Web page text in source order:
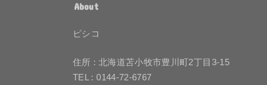
About
ピシコ
住所 : 北海道苫小牧市豊川町2丁目3-15
TEL : 0144-72-6767